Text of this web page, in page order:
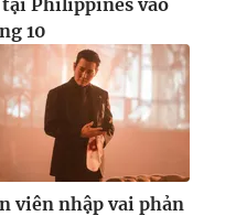
10
viên nhập vai phản